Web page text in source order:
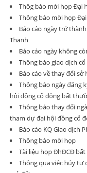
Thôg báo mời họp Đại
Thông báo mời họp
Báo cáo ngày trở
Thanh
Báo cáo ngày không
Thông báo giao dịch
Báo cáo về thay đổi
Thông báo ngày đăng
hội đồng cổ đông bất
Thông báo thay đổi
tham dự đại hội đồng cổ
Báo cáo KQ Giao dịch
Thông báo mời họp
Tài liệu họp ĐhĐCĐ
Thông qua việc hủy tư